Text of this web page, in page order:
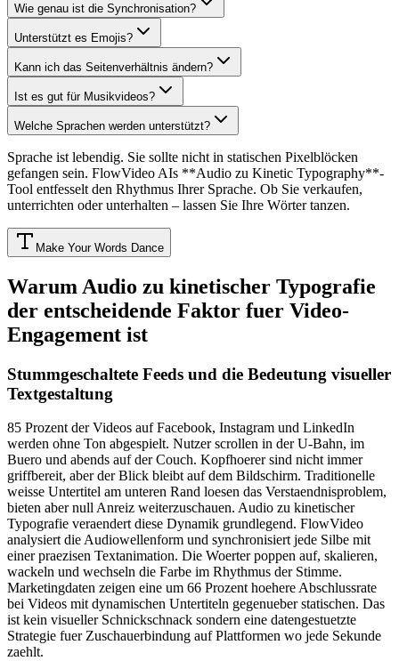
Wie genau ist die Synchronisation?
Unterstützt es Emojis?
Kann ich das Seitenverhältnis ändern?
Ist es gut für Musikvideos?
Welche Sprachen werden unterstützt?
Sprache ist lebendig. Sie sollte nicht in statischen Pixelblöcken
gefangen sein. FlowVideo AIs **Audio zu Kinetic Typography**-
Tool entfesselt den Rhythmus Ihrer Sprache. Ob Sie verkaufen,
unterrichten oder unterhalten – lassen Sie Ihre Wörter tanzen.
Make Your Words Dance
Warum Audio zu kinetischer Typografie
der entscheidende Faktor fuer Video-
Engagement ist
Stummgeschaltete Feeds und die Bedeutung visueller
Textgestaltung
85 Prozent der Videos auf Facebook, Instagram und LinkedIn
werden ohne Ton abgespielt. Nutzer scrollen in der U-Bahn, im
Buero und abends auf der Couch. Kopfhoerer sind nicht immer
griffbereit, aber der Blick bleibt auf dem Bildschirm. Traditionelle
weisse Untertitel am unteren Rand loesen das Verstaendnisproblem,
bieten aber null Anreiz weiterzuschauen. Audio zu kinetischer
Typografie veraendert diese Dynamik grundlegend. FlowVideo
analysiert die Audiowellenform und synchronisiert jede Silbe mit
einer praezisen Textanimation. Die Woerter poppen auf, skalieren,
wackeln und wechseln die Farbe im Rhythmus der Stimme.
Marketingdaten zeigen eine um 66 Prozent hoehere Abschlussrate
bei Videos mit dynamischen Untertiteln gegenueber statischen. Das
ist kein visueller Schnickschnack sondern eine datengestuetzte
Strategie fuer Zuschauerbindung auf Plattformen wo jede Sekunde
zaehlt.